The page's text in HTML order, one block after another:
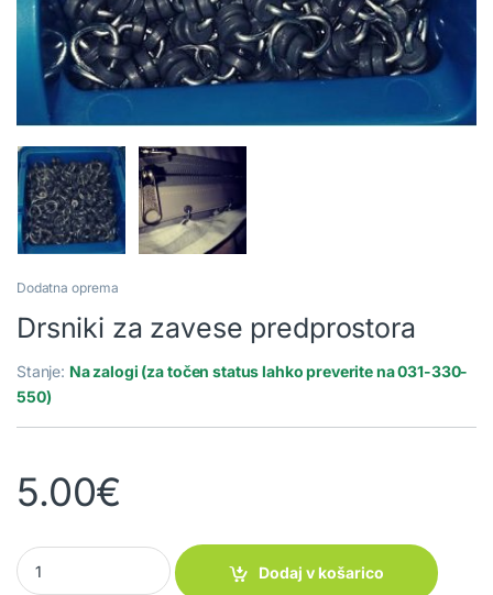
Dodatna oprema
Drsniki za zavese predprostora
Stanje: Na zalogi (za točen status lahko preverite na 031-330-
550)
5.00€
Drsniki za zavese predprostora quantity
Dodaj v košarico